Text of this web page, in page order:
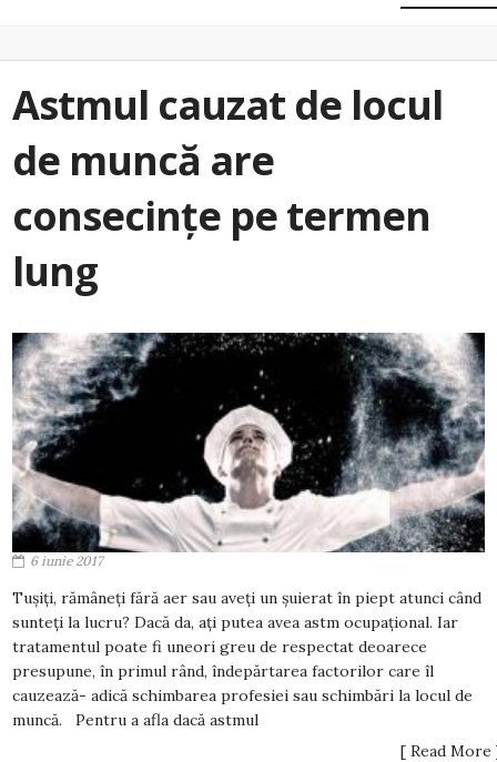
Astmul cauzat de locul
de muncă are
consecințe pe termen
lung
6 iunie 2017
Tușiți, rămâneți fără aer sau aveți un șuierat în piept atunci când
sunteți la lucru? Dacă da, ați putea avea astm ocupațional. Iar
tratamentul poate fi uneori greu de respectat deoarece
presupune, în primul rând, îndepărtarea factorilor care îl
cauzează- adică schimbarea profesiei sau schimbări la locul de
muncă. Pentru a afla dacă astmul
[ Read More